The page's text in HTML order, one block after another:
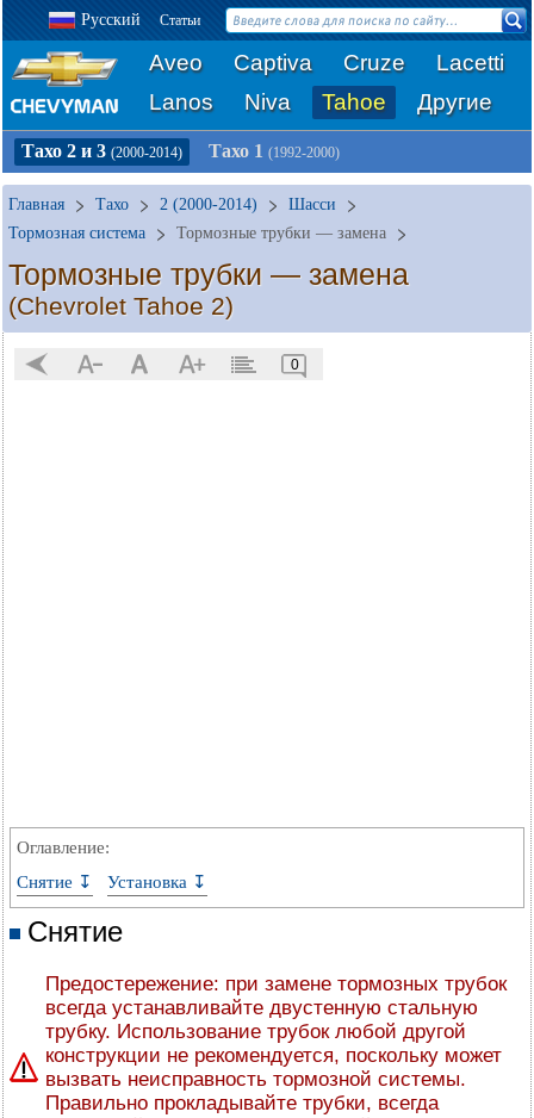
Русский Статьи
Aveo Captiva Cruze
Lacetti
Lanos
Niva Tahoe Другие
Тахо 2 и 3 (2000-2014) Тахо 1 (1992-2000)
Главная Тахо 2 (2000-2014)
Шасси
Тормозная система
Тормозные трубки — замена
Тормозные трубки — замена
(Chevrolet Tahoe 2)
0
Оглавление:
Снятие ↧
Установка ↧
Снятие
Предостережение: при замене тормозных трубок
всегда устанавливайте двустенную стальную
трубку. Использование трубок любой другой
конструкции не рекомендуется, поскольку может
вызвать неисправность тормозной системы.
Правильно прокладывайте трубки, всегда